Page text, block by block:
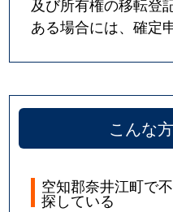
ある場合には、確定
こんな
空知郡奈井江町で
探している